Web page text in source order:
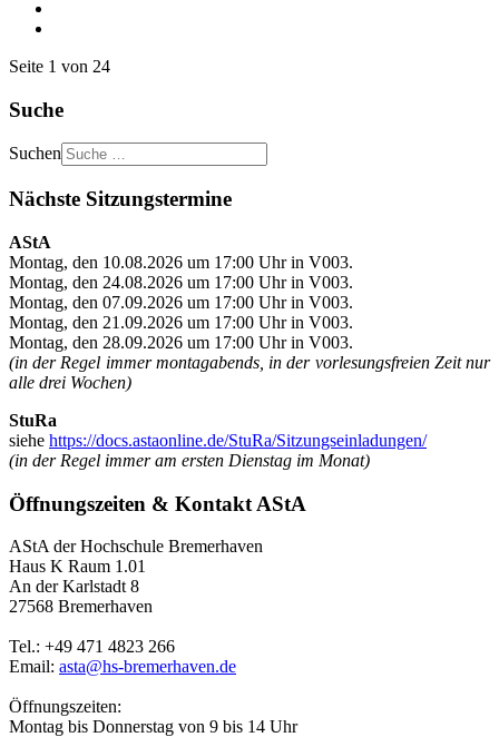
Seite 1 von 24
Suche
Suchen
Nächste Sitzungstermine
AStA
Montag, den 10.08.2026 um 17:00 Uhr in V003.
Montag, den 24.08.2026 um 17:00 Uhr in V003.
Montag, den 07.09.2026 um 17:00 Uhr in V003.
Montag, den 21.09.2026 um 17:00 Uhr in V003.
Montag, den 28.09.2026 um 17:00 Uhr in V003.
(in der Regel immer montagabends, in der vorlesungsfreien Zeit nur
alle drei Wochen)
StuRa
siehe https://docs.astaonline.de/StuRa/Sitzungseinladungen/
(in der Regel immer am ersten Dienstag im Monat)
Öffnungszeiten & Kontakt AStA
AStA der Hochschule Bremerhaven
Haus K Raum 1.01
An der Karlstadt 8
27568 Bremerhaven
Tel.: +49 471 4823 266
Email: asta@hs-bremerhaven.de
Öffnungszeiten:
Montag bis Donnerstag von 9 bis 14 Uhr